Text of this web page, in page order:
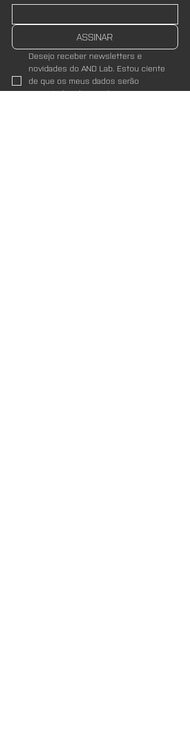
ASSINAR
Desejo receber newsletters e
novidades do AND Lab. Estou ciente
de que os meus dados serão
respeitados de acordo com as